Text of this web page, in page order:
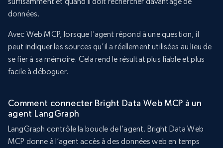
données.
Avec Web MCP, lorsque l’agent répond à une question, il
peut indiquer les sources qu’il a réellement utilisées au lieu de
se fier à sa mémoire. Cela rend le résultat plus fiable et plus
facile à déboguer.
Comment connecter Bright Data Web MCP à un
agent LangGraph
LangGraph contrôle la boucle de l’agent. Bright Data Web
MCP donne à l’agent accès à des données web en temps